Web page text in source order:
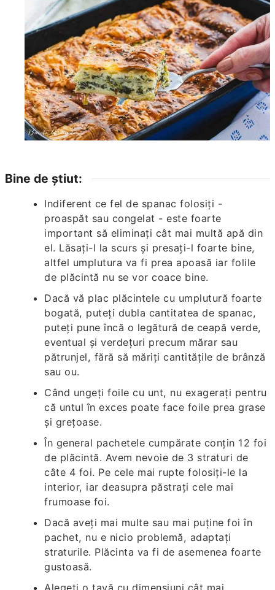
Bine de știut:
Indiferent ce fel de spanac folosiți -
proaspăt sau congelat - este foarte
important să eliminați cât mai multă apă din
el. Lăsați-l la scurs și presați-l foarte bine,
altfel umplutura va fi prea apoasă iar folile
de plăcintă nu se vor coace bine.
Dacă vă plac plăcintele cu umplutură foarte
bogată, puteți dubla cantitatea de spanac,
puteți pune încă o legătură de ceapă verde,
eventual și verdețuri precum mărar sau
pătrunjel, fără să măriți cantitățile de brânză
sau ou.
Când ungeți foile cu unt, nu exagerați pentru
că untul în exces poate face foile prea grase
și grețoase.
În general pachetele cumpărate conțin 12 foi
de plăcintă. Avem nevoie de 3 straturi de
câte 4 foi. Pe cele mai rupte folosiți-le la
interior, iar deasupra păstrați cele mai
frumoase foi.
Dacă aveți mai multe sau mai puține foi în
pachet, nu e nicio problemă, adaptați
straturile. Plăcinta va fi de asemenea foarte
gustoasă.